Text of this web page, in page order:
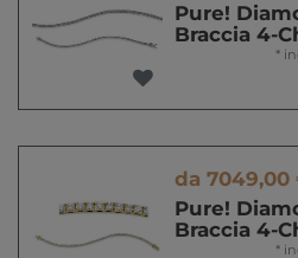
Pure!
Braccia 4-
*
da 7049,00
Pure!
Braccia 4-
*